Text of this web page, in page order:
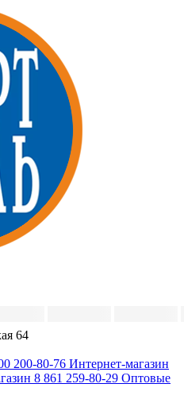
64
200-80-76 Интернет-магазин
8 861 259-80-29 Оптовые